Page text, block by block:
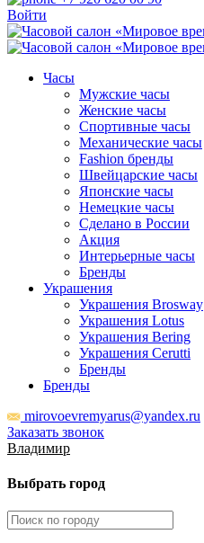
Войти
Часы
Мужские часы
Женские часы
Спортивные часы
Механические часы
Fashion бренды
Швейцарские часы
Японские часы
Немецкие часы
Сделано в России
Акция
Интерьерные часы
Бренды
Украшения
Украшения Brosway
Украшения Lotus
Украшения Bering
Украшения Cerutti
Бренды
Бренды
mirovoevremyarus@yandex.ru
Заказать звонок
Владимир
Выбрать город